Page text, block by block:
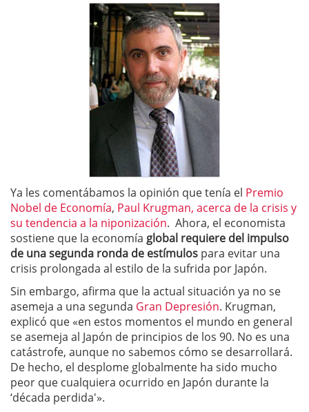
Ya les comentábamos la opinión que tenía el Premio
Nobel de Economía, Paul Krugman, acerca de la crisis y
su tendencia a la niponización. Ahora, el economista
sostiene que la economía global requiere del impulso
de una segunda ronda de estímulos para evitar una
crisis prolongada al estilo de la sufrida por Japón.
Sin embargo, afirma que la actual situación ya no se
asemeja a una segunda Gran Depresión. Krugman,
explicó que «en estos momentos el mundo en general
se asemeja al Japón de principios de los 90. No es una
catástrofe, aunque no sabemos cómo se desarrollará.
De hecho, el desplome globalmente ha sido mucho
peor que cualquiera ocurrido en Japón durante la
‘década perdida'».